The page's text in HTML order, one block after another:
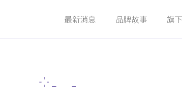
最新消息 品牌故事 旗